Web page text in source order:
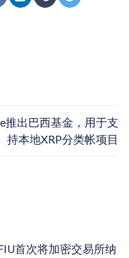
首次将加密交易所纳
推出巴西基金，用于支
持本地XRP分类帐项目